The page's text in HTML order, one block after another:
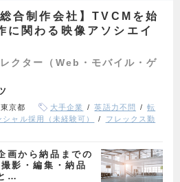
合制作会社】TVCMを始
に関わる映像アソシエイ
クター（Web・モバイル・ゲ
東京都 大手企業 英語力不問
転
シャル採用（未経験可）
フレックス勤
画から納品までの
影・編集・納品
…